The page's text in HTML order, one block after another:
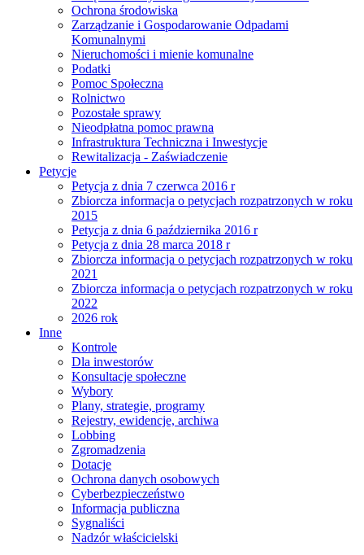
Ochrona środowiska
Zarządzanie i Gospodarowanie Odpadami
Komunalnymi
Nieruchomości i mienie komunalne
Podatki
Pomoc Społeczna
Rolnictwo
Pozostałe sprawy
Nieodpłatna pomoc prawna
Infrastruktura Techniczna i Inwestycje
Rewitalizacja - Zaświadczenie
Petycje
Petycja z dnia 7 czerwca 2016 r
Zbiorcza informacja o petycjach rozpatrzonych w roku
2015
Petycja z dnia 6 października 2016 r
Petycja z dnia 28 marca 2018 r
Zbiorcza informacja o petycjach rozpatrzonych w roku
2021
Zbiorcza informacja o petycjach rozpatrzonych w roku
2022
2026 rok
Inne
Kontrole
Dla inwestorów
Konsultacje społeczne
Wybory
Plany, strategie, programy
Rejestry, ewidencje, archiwa
Lobbing
Zgromadzenia
Dotacje
Ochrona danych osobowych
Cyberbezpieczeństwo
Informacja publiczna
Sygnaliści
Nadzór właścicielski